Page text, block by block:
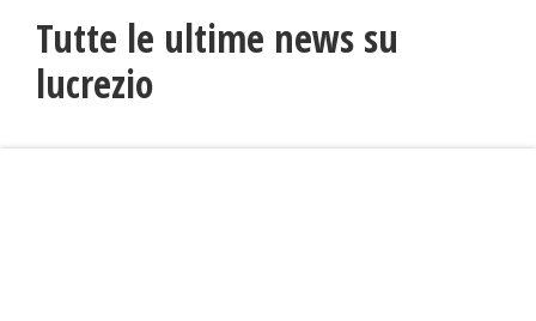
Tutte le ultime news su
lucrezio